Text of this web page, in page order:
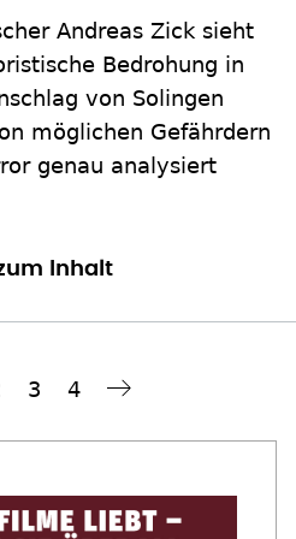
Andreas Zick sieht
Bedrohung in
von Solingen
möglichen Gefährdern
genau analysiert
Inhalt
Seite
3 Seite
4